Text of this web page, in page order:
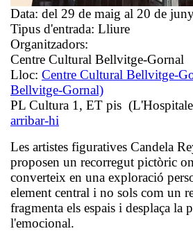
Data: del 29 de maig al 20 de
Tipus d'entrada: Lliure
Organitzadors:
Centre Cultural Bellvitge-Gornal
Lloc: Centre Cultural Bellvitge-
Bellvitge-Gornal)
PL Cultura 1, ET pis
arribar-hi
Les artistes figuratives Candela
proposen un recorregut pictòric
converteix en una exploració
element central i no sols com un
fragmenta els espais i desplaça la
l'emocional.